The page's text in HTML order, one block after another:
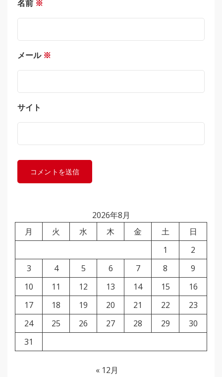
名前 ※
メール ※
サイト
2026年8月
月
火 水 木 金 土
日
1
2
3
4 5 6 7 8
9
10
11 12 13 14 15
16
17
18 19 20 21 22
23
24
25 26 27 28 29
30
31
« 12月